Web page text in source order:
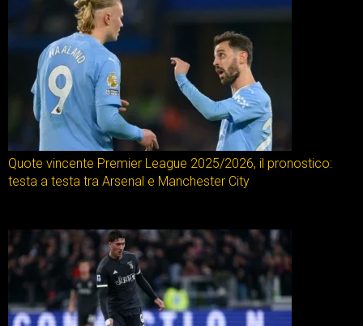
Quote vincente Premier League 2025/2026, il pronostico:
testa a testa tra Arsenal e Manchester City